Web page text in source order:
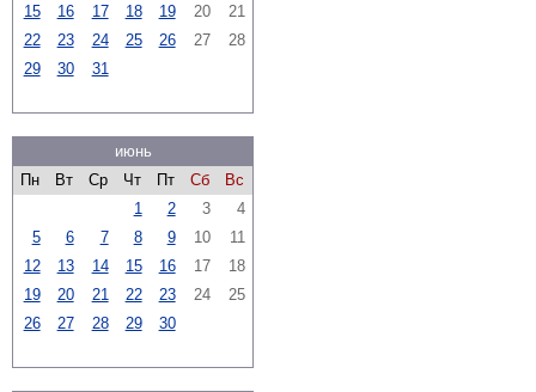
15
16 17 18 19 20
21
22
23 24 25 26 27
28
29
30 31
июнь
Пн
Вт Ср Чт Пт Сб
Вс
1
2 3
4
5
6 7 8 9 10
11
12
13 14 15 16 17
18
19
20 21 22 23 24
25
26
27 28 29 30